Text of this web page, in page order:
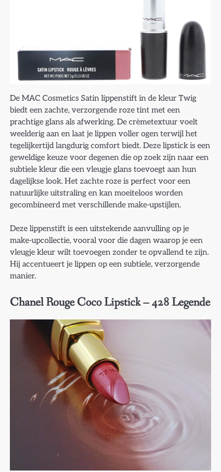
De MAC Cosmetics Satin lippenstift in de kleur Twig
biedt een zachte, verzorgende roze tint met een
prachtige glans als afwerking. De crèmetextuur voelt
weelderig aan en laat je lippen voller ogen terwijl het
tegelijkertijd langdurig comfort biedt. Deze lipstick is een
geweldige keuze voor degenen die op zoek zijn naar een
subtiele kleur die een vleugje glans toevoegt aan hun
dagelijkse look. Het zachte roze is perfect voor een
natuurlijke uitstraling en kan moeiteloos worden
gecombineerd met verschillende make-upstijlen.
Deze lippenstift is een uitstekende aanvulling op je
make-upcollectie, vooral voor die dagen waarop je een
vleugje kleur wilt toevoegen zonder te opvallend te zijn.
Hij accentueert je lippen op een subtiele, verzorgende
manier.
Chanel Rouge Coco Lipstick – 428 Legende